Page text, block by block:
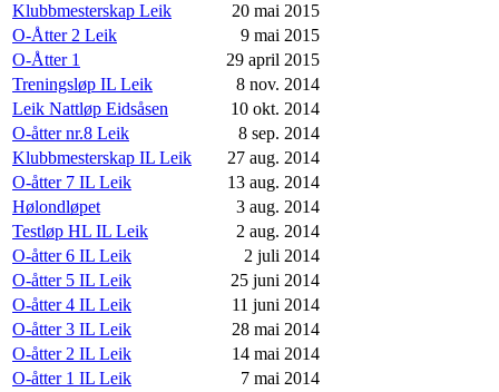
Klubbmesterskap Leik
20 mai 2015
O-Åtter 2 Leik
9 mai 2015
O-Åtter 1
29 april 2015
Treningsløp IL Leik
8 nov. 2014
Leik Nattløp Eidsåsen
10 okt. 2014
O-åtter nr.8 Leik
8 sep. 2014
Klubbmesterskap IL Leik
27 aug. 2014
O-åtter 7 IL Leik
13 aug. 2014
Hølondløpet
3 aug. 2014
Testløp HL IL Leik
2 aug. 2014
O-åtter 6 IL Leik
2 juli 2014
O-åtter 5 IL Leik
25 juni 2014
O-åtter 4 IL Leik
11 juni 2014
O-åtter 3 IL Leik
28 mai 2014
O-åtter 2 IL Leik
14 mai 2014
O-åtter 1 IL Leik
7 mai 2014